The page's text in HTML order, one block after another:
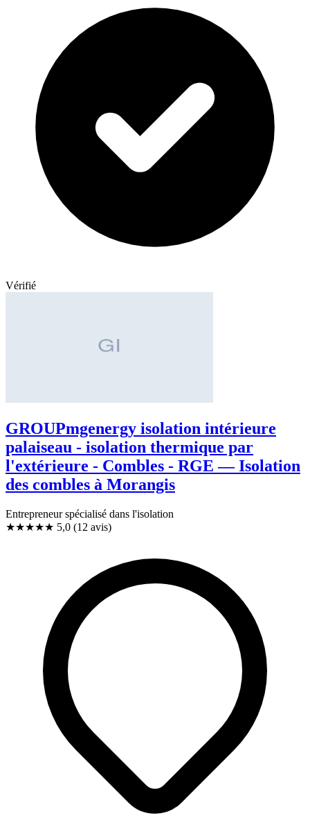
Vérifié
GROUPmgenergy isolation intérieure
palaiseau - isolation thermique par
l'extérieure - Combles - RGE — Isolation
des combles à Morangis
Entrepreneur spécialisé dans l'isolation
★★★★★ 5,0 (12 avis)